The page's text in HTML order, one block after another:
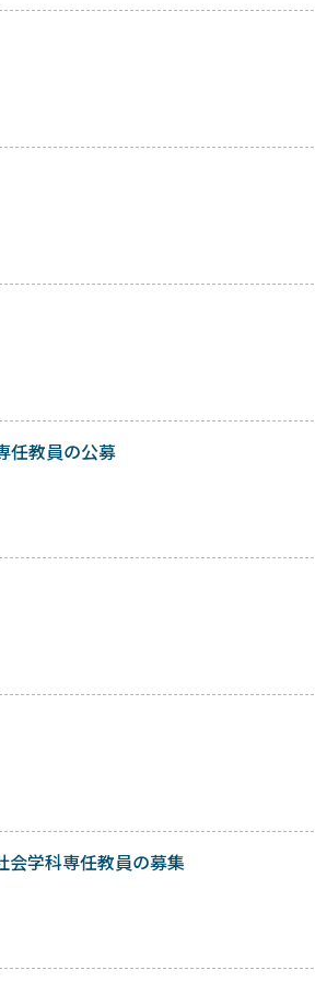
任教員の公募
会学科専任教員の募集